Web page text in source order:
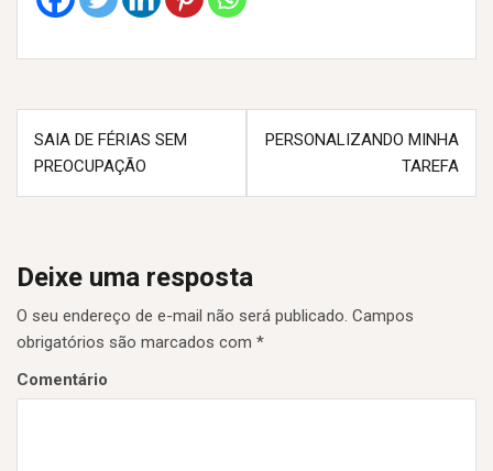
N
a
e
g
a
ç
ã
SAIA DE FÉRIAS SEM
PREOCUPAÇÃO
PERSONALIZANDO MINHA
TAREFA
Deixe uma resposta
O seu endereço de e-mail não será publicado. Campos
obrigatórios são marcados com *
Comentário